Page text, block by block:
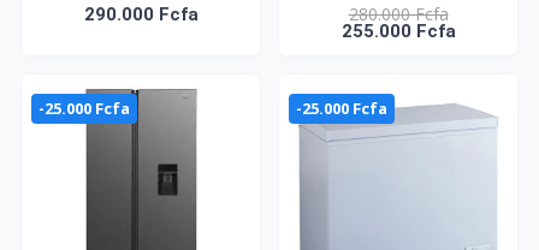
Battants 550 L - ILR550
290.000 Fcfa
LAVER 10KG FRONT
LOAD - INVERTER WIFI
MF200W100WB/T
280.000 Fcfa
255.000 Fcfa
-25.000 Fcfa -25.000 Fcfa